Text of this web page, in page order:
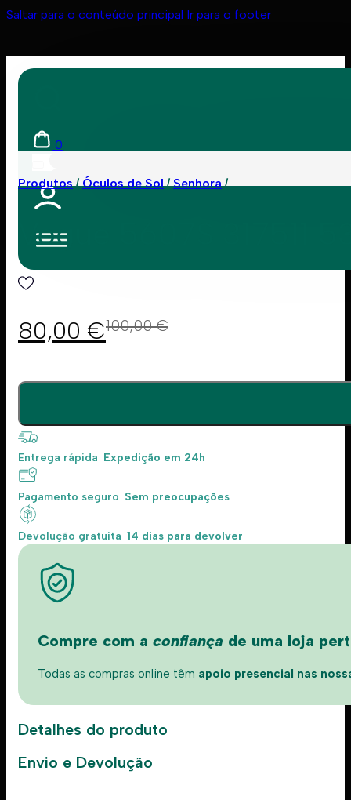
Saltar para o conteúdo principal Ir para o footer
0
Produtos Óculos de Sol Senhora
Vogue 5607S 317511
100,00€
80,00 €
Entrega rápida Expedição em 24h
Pagamento seguro Sem preocupações
Devolução gratuita 14 dias para devolver
Compre com a confiança de uma loja
Todas as compras online têm apoio presencial nas
Detalhes do produto
Envio e Devolução